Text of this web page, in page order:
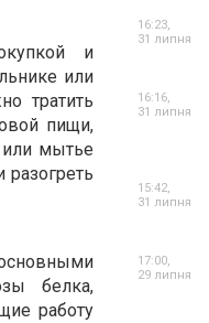
и
или
тратить
пищи,
или мытье
белка,
работу
16:23,
31 липня
16:16,
31 липня
15:42,
31 липня
17:00,
29 липня